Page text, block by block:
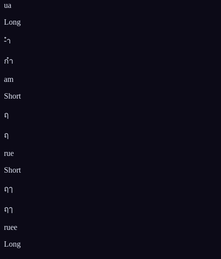
ua
Long
-ำ
กำ
am
Short
ฤ
ฤ
rue
Short
ฤๅ
ฤๅ
ruee
Long